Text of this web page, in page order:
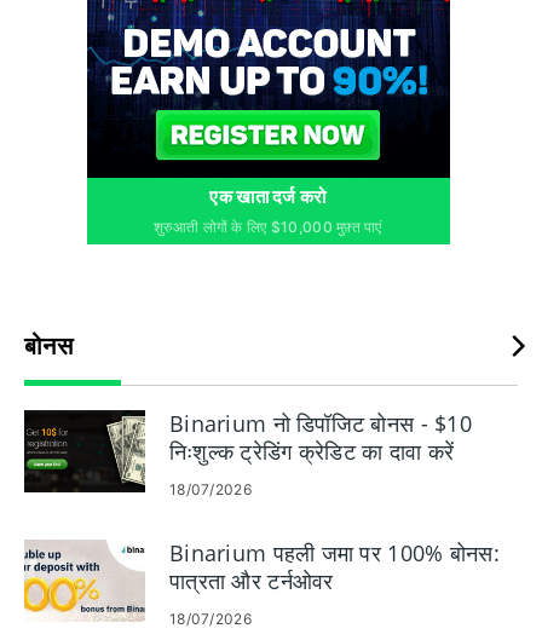
एक खाता दर्ज करो
शुरुआती लोगों के लिए $10,000 मुफ़्त पाएं
बोनस
Binarium नो डिपॉजिट बोनस - $10
निःशुल्क ट्रेडिंग क्रेडिट का दावा करें
18/07/2026
Binarium पहली जमा पर 100% बोनस:
पात्रता और टर्नओवर
18/07/2026